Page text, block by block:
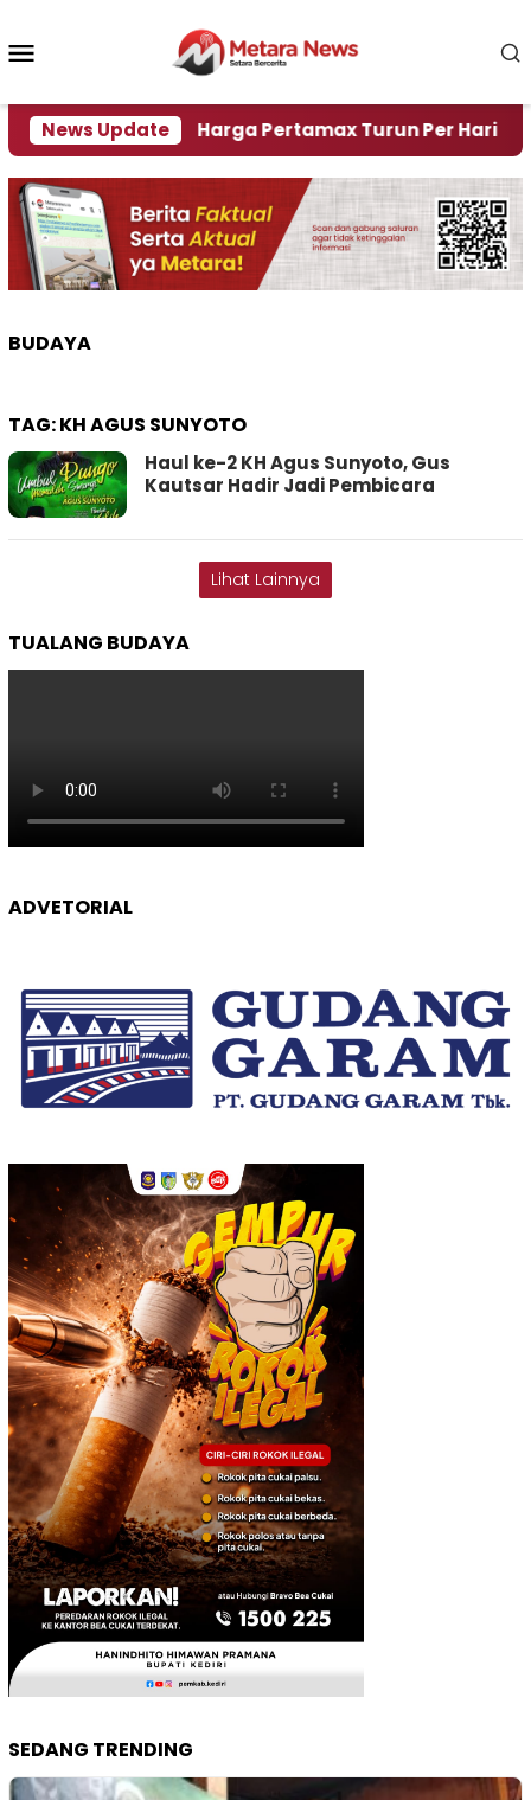
konten
News Update
Air Harga Pertamax Turun Per Hari Ini,
BUDAYA
TAG:KH AGUS SUNYOTO
Haul ke-2 KH Agus Sunyoto, Gus
Kautsar Hadir Jadi Pembicara
Lihat Lainnya
TUALANG BUDAYA
ADVETORIAL
SEDANG TRENDING